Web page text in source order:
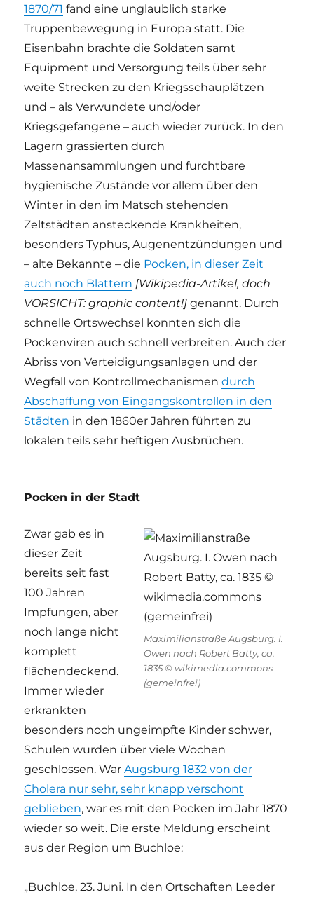
1870/71 fand eine unglaublich starke
Truppenbewegung in Europa statt. Die
Eisenbahn brachte die Soldaten samt
Equipment und Versorgung teils über sehr
weite Strecken zu den Kriegsschauplätzen
und – als Verwundete und/oder
Kriegsgefangene – auch wieder zurück. In den
Lagern grassierten durch
Massenansammlungen und furchtbare
hygienische Zustände vor allem über den
Winter in den im Matsch stehenden
Zeltstädten ansteckende Krankheiten,
besonders Typhus, Augenentzündungen und
– alte Bekannte – die Pocken, in dieser Zeit
auch noch Blattern [Wikipedia-Artikel, doch
VORSICHT: graphic content!] genannt. Durch
schnelle Ortswechsel konnten sich die
Pockenviren auch schnell verbreiten. Auch der
Abriss von Verteidigungsanlagen und der
Wegfall von Kontrollmechanismendurch
Abschaffung von Eingangskontrollen in den
Städten in den 1860er Jahren führten zu
lokalen teils sehr heftigen Ausbrüchen.
Pocken in der Stadt
Maximilianstraße Augsburg. I.
Owen nach Robert Batty, ca.
1835 © wikimedia.commons
(gemeinfrei)
Zwar gab es in
dieser Zeit
bereits seit fast
100 Jahren
Impfungen, aber
noch lange nicht
komplett
flächendeckend.
Immer wieder
erkrankten
besonders noch ungeimpfte Kinder schwer,
Schulen wurden über viele Wochen
geschlossen. WarAugsburg 1832 von der
Cholera nur sehr, sehr knapp verschont
geblieben, war es mit den Pocken im Jahr 1870
wieder so weit. Die erste Meldung erscheint
aus der Region um Buchloe:
„Buchloe, 23. Juni. In den Ortschaften Leeder